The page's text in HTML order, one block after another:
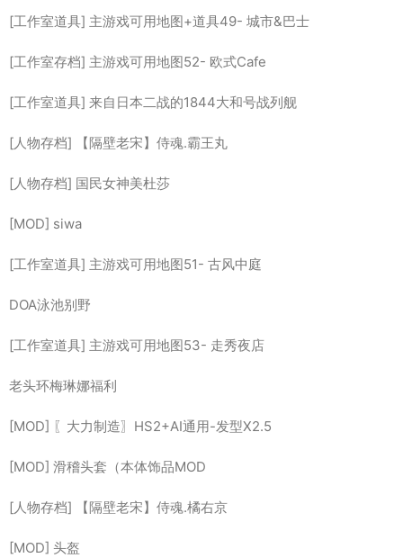
[工作室道具] 主游戏可用地图+道具49- 城市&巴士
[工作室存档] 主游戏可用地图52- 欧式Cafe
[工作室道具] 来自日本二战的1844大和号战列舰
[人物存档] 【隔壁老宋】侍魂.霸王丸
[人物存档] 国民女神美杜莎
[MOD] siwa
[工作室道具] 主游戏可用地图51- 古风中庭
DOA泳池别野
[工作室道具] 主游戏可用地图53- 走秀夜店
老头环梅琳娜福利
[MOD] 〖大力制造〗HS2+AI通用-发型X2.5
[MOD] 滑稽头套（本体饰品MOD
[人物存档] 【隔壁老宋】侍魂.橘右京
[MOD] 头盔